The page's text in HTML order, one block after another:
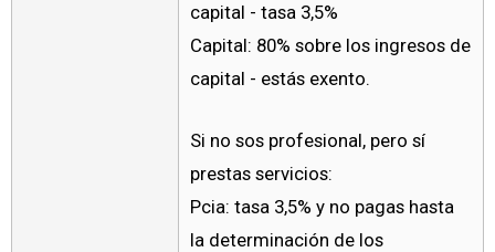
capital - tasa 3,5%
Capital: 80% sobre los ingresos de
capital - estás exento.
Si no sos profesional, pero sí
prestas servicios:
Pcia: tasa 3,5% y no pagas hasta
la determinación de los